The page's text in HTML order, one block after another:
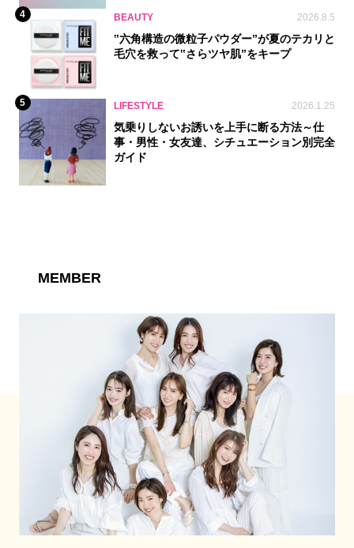
4 BEAUTY 2026.8.5
‟六角構造の微粒子パウダー”が夏のテカリと
毛穴を救って‟さらツヤ肌”をキープ
5 LIFESTYLE 2026.1.25
気乗りしないお誘いを上手に断る方法～仕
事・男性・女友達、シチュエーション別完全
ガイド
MEMBER